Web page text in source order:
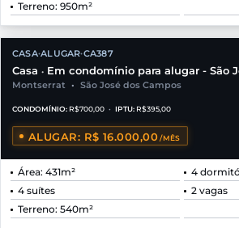
Terreno: 950m²
CASA•ALUGAR•CA387
Casa • Em condomínio para alugar - São
Montserrat • São José dos Campos
CONDOMÍNIO: R$700,00 • IPTU: R$395,00
ALUGAR: R$ 16.000,00 /MÊS
Área: 431m²
4
4 suítes
2 vagas
Terreno: 540m²